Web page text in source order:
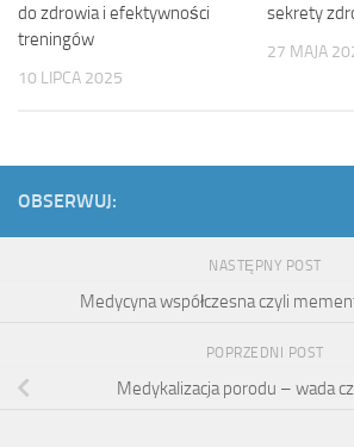
do zdrowia i efektywności
treningów
10 LIPCA 2025
sekrety
27 MAJA
OBSERWUJ:
NASTĘPNY POST
Medycyna współczesna czyli
POPRZEDNI POST
Medykalizacja porodu – wada